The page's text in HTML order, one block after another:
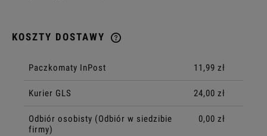
KOSZTY DOSTAWY
Paczkomaty InPost 11,99 zł
Kurier GLS 24,00 zł
Odbiór osobisty (Odbiór w siedzibie
firmy)
0,00 zł